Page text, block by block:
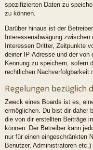
spezifizierten Daten zu
zu können.
Darüber hinaus ist der
Interessenabwägung
Interessen Dritter, Zeitpunkte
deiner IP-Adresse und der von
Kennung zu speichern, sofern
rechtlichen Nachverfolgbarkeit
Regelungen bezüglich
Zweck eines Boards ist es,
ermöglichen. Du bist dir daher
die von dir erstellten Beiträge
können. Der Betreiber kann
nur für einen eingeschränkten
Benutzer, Administratoren